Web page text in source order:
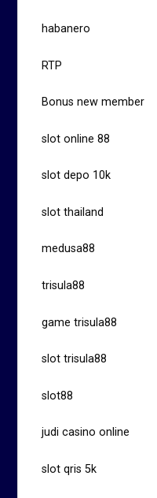
habanero
RTP
Bonus new member
slot online 88
slot depo 10k
slot thailand
medusa88
trisula88
game trisula88
slot trisula88
slot88
judi casino online
slot qris 5k